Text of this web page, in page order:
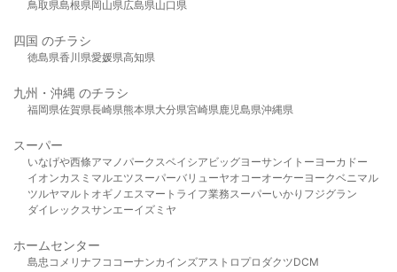
鳥取県島根県岡山県広島県山口県
四国 のチラシ
徳島県香川県愛媛県高知県
九州・沖縄 のチラシ
福岡県佐賀県長崎県熊本県大分県宮崎県鹿児島県沖縄県
スーパー
いなげや西條アマノパークスベイシア ビッグヨーサンイトーヨーカドー
イオンカスミ マルエツスーパーバリューヤオコーオーケー ヨークベニマル
ツルヤマルト オギノ エスマート ライフ業務スーパーいかり フジグラン
ダイレックスサンエーイズミヤ
ホームセンター
島忠 コメリ ナフコ コーナンカインズアストロプロダクツDCM